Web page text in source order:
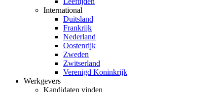
International
Duitsland
Frankrijk
Nederland
Oostenrijk
Zweden
Zwitserland
Verenigd Koninkrijk
Werkgevers
Kandidaten vinden